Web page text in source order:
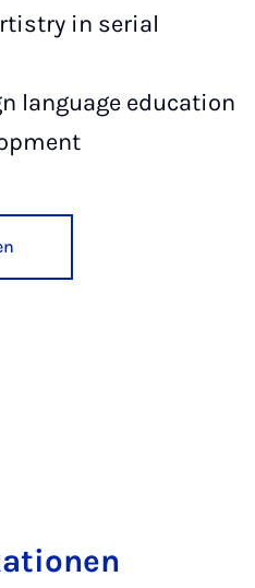
in serial
language education